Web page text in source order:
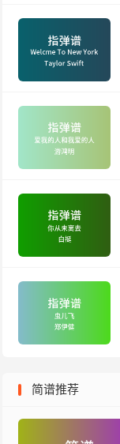
简谱推荐